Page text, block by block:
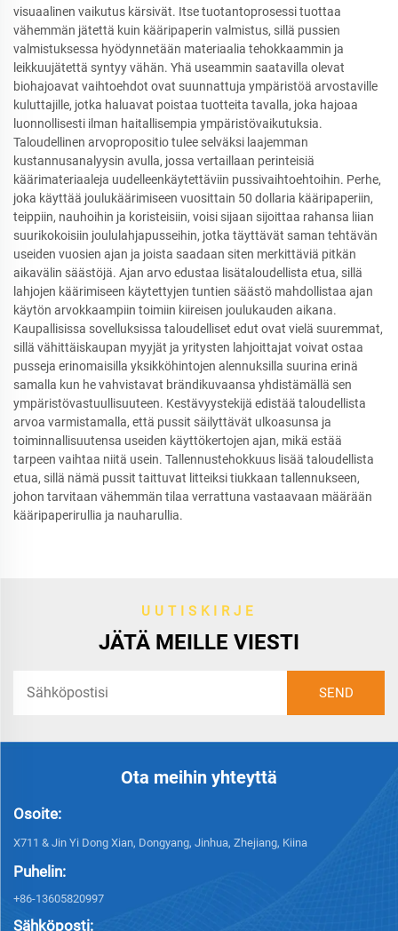
visuaalinen vaikutus kärsivät. Itse tuotantoprosessi tuottaa
vähemmän jätettä kuin kääripaperin valmistus, sillä pussien
valmistuksessa hyödynnetään materiaalia tehokkaammin ja
leikkuujätettä syntyy vähän. Yhä useammin saatavilla olevat
biohajoavat vaihtoehdot ovat suunnattuja ympäristöä arvostaville
kuluttajille, jotka haluavat poistaa tuotteita tavalla, joka hajoaa
luonnollisesti ilman haitallisempia ympäristövaikutuksia.
Taloudellinen arvopropositio tulee selväksi laajemman
kustannusanalyysin avulla, jossa vertaillaan perinteisiä
käärimateriaaleja uudelleenkäytettäviin pussivaihtoehtoihin. Perhe,
joka käyttää joulukäärimiseen vuosittain 50 dollaria kääripaperiin,
teippiin, nauhoihin ja koristeisiin, voisi sijaan sijoittaa rahansa liian
suurikokoisiin joululahjapusseihin, jotka täyttävät saman tehtävän
useiden vuosien ajan ja joista saadaan siten merkittäviä pitkän
aikavälin säästöjä. Ajan arvo edustaa lisätaloudellista etua, sillä
lahjojen käärimiseen käytettyjen tuntien säästö mahdollistaa ajan
käytön arvokkaampiin toimiin kiireisen joulukauden aikana.
Kaupallisissa sovelluksissa taloudelliset edut ovat vielä suuremmat,
sillä vähittäiskaupan myyjät ja yritysten lahjoittajat voivat ostaa
pusseja erinomaisilla yksikköhintojen alennuksilla suurina erinä
samalla kun he vahvistavat brändikuvaansa yhdistämällä sen
ympäristövastuullisuuteen. Kestävyystekijä edistää taloudellista
arvoa varmistamalla, että pussit säilyttävät ulkoasunsa ja
toiminnallisuutensa useiden käyttökertojen ajan, mikä estää
tarpeen vaihtaa niitä usein. Tallennustehokkuus lisää taloudellista
etua, sillä nämä pussit taittuvat litteiksi tiukkaan tallennukseen,
johon tarvitaan vähemmän tilaa verrattuna vastaavaan määrään
kääripaperirullia ja nauharullia.
UUTISKIRJE
JÄTÄ MEILLE VIESTI
Ota meihin yhteyttä
Osoite:
X711 & Jin Yi Dong Xian, Dongyang, Jinhua, Zhejiang, Kiina
Puhelin:
+86-13605820997
Sähköposti: